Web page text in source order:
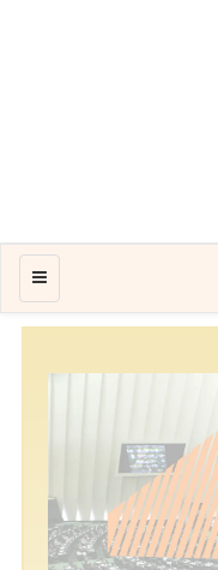
منو